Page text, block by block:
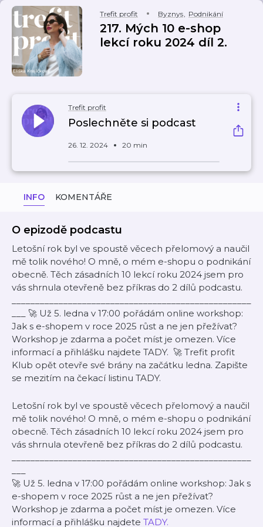
Trefit profit Byznys, Podnikání
217. Mých 10 e-shop
lekcí roku 2024 díl 2.
Trefit profit
Poslechněte si podcast
26. 12. 2024 20 min
INFO KOMENTÁŘE
O epizodě podcastu
Letošní rok byl ve spoustě věcech přelomový a naučil
mě tolik nového! O mně, o mém e-shopu o podnikání
obecně. Těch zásadních 10 lekcí roku 2024 jsem pro
vás shrnula otevřeně bez příkras do 2 dílů podcastu.
___ 🚀 Už 5. ledna v 17:00 pořádám online workshop:
Jak s e-shopem v roce 2025 růst a ne jen přežívat?
Workshop je zdarma a počet míst je omezen. Více
informací a přihlášku najdete TADY. 🚀 Trefit profit
Klub opět otevře své brány na začátku ledna. Zapište
se mezitím na čekací listinu TADY.
Letošní rok byl ve spoustě věcech přelomový a naučil
mě tolik nového! O mně, o mém e-shopu o podnikání
obecně. Těch zásadních 10 lekcí roku 2024 jsem pro
vás shrnula otevřeně bez příkras do 2 dílů podcastu.
🚀 Už 5. ledna v 17:00 pořádám online workshop: Jak s
e-shopem v roce 2025 růst a ne jen přežívat?
Workshop je zdarma a počet míst je omezen. Více
informací a přihlášku najdete TADY.